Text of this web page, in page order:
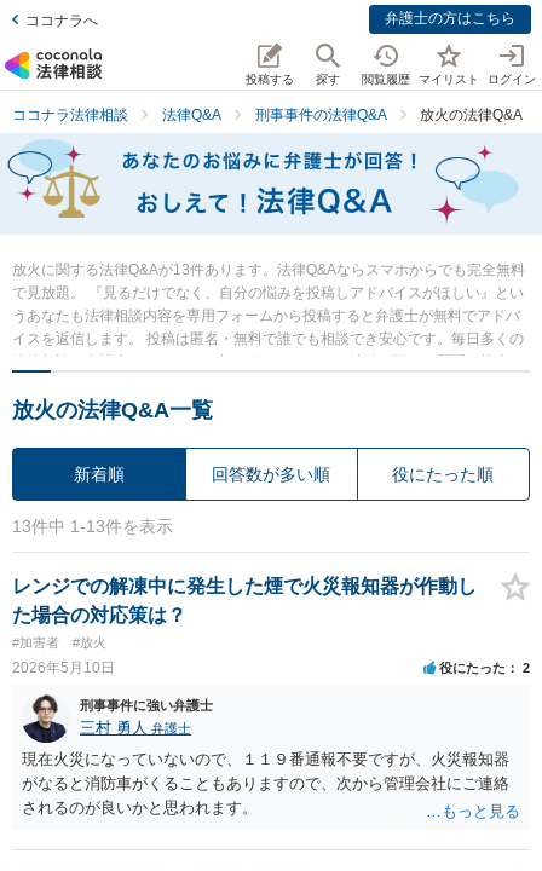
ココナラへ 弁護士の方はこちら
投稿する 探す 閲覧履歴 マイリスト ログイン
ココナラ法律相談 法律Q&A 刑事事件の法律Q&A 放火の法律Q&A
放火に関する法律Q&Aが13件あります。法律Q&Aならスマホからでも完全無料
で見放題。 『見るだけでなく、自分の悩みを投稿しアドバイスがほしい』とい
うあなたも法律相談内容を専用フォームから投稿すると弁護士が無料でアドバ
イスを返信します。 投稿は匿名・無料で誰でも相談でき安心です。毎日多くの
法律相談に弁護士がアドバイス中。 今すぐあなたの法律の悩み・質問を検索・
放火の法律Q&A一覧
新着順 回答数が多い順 役にたった順
13件中 1-13件を表示
レンジでの解凍中に発生した煙で火災報知器が作動し
た場合の対応策は？
#加害者 #放火
2026年5月10日 役にたった 2
刑事事件に強い弁護士
三村 勇人 弁護士
現在火災になっていないので、１１９番通報不要ですが、火災報知器
がなると消防車がくることもありますので、次から管理会社にご連絡
されるのが良いかと思われます。